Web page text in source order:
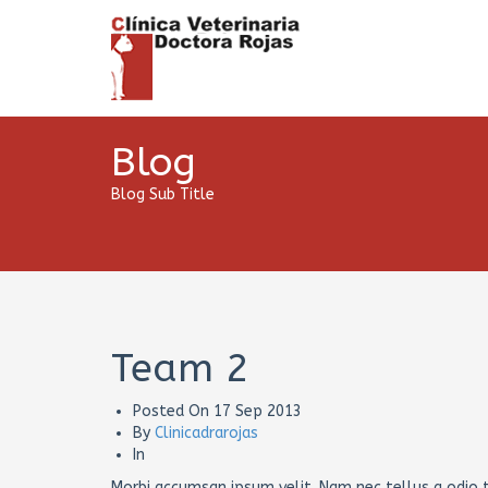
Blog
Blog Sub Title
Team 2
Posted On 17 Sep 2013
By Clinicadrarojas
In